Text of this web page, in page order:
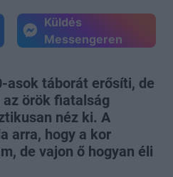
Küldés
Messengeren
asok táborát erősíti, de
örök fiatalság
néz ki. A
arra, hogy a kor
de vajon ő hogyan éli